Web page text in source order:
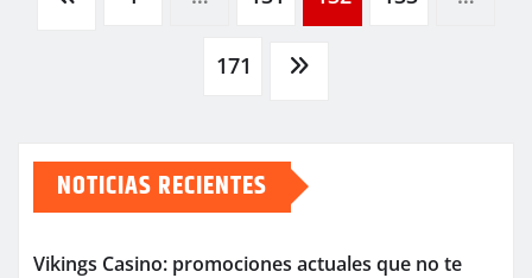
entradas
171
NOTICIAS RECIENTES
Vikings Casino: promociones actuales que no te